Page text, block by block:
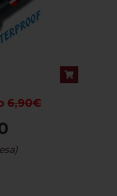
6,90€